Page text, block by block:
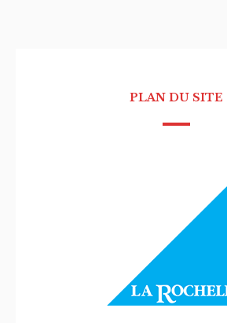
PLAN DU SITE